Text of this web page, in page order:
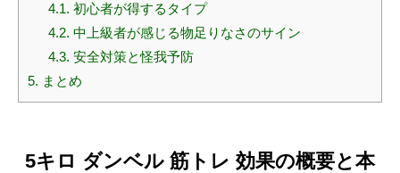
4.1. 初心者が得するタイプ
4.2. 中上級者が感じる物足りなさのサイン
4.3. 安全対策と怪我予防
5. まとめ
5キロ ダンベル 筋トレ 効果の概要と本